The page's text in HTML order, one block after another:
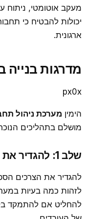
יכולות להבטיח כי
ארגונית.
מדרגות בנייה
px0x
הימין מערכת ניהול
מושלם בתהליכים
שלב 1: להגדיר את המטרות והדרישות שלך
להגדיר את הצרכים
לזהות כמה בעיות
להחליט אם להתמקד